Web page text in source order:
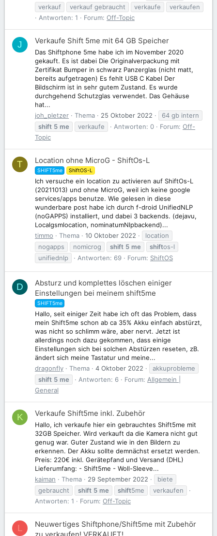
verkauf
verkauf gebraucht verkaufe
verkaufen
Antworten: 1
Forum: Off-Topic
J Verkaufe Shift 5me mit 64 GB Speicher
Das Shiftphone 5me habe ich im November 2020
gekauft. Es ist dabei Die Originalverpackung mit
Zertifikat Bumper in schwarz Panzerglas (nicht matt,
bereits aufgetragen) Es fehlt USB C Kabel Der
Bildschirm ist in sehr gutem Zustand. Es wurde
durchgehend Schutzglas verwendet. Das Gehäuse
hat...
joh_pletzer
Thema 25 Oktober 2022
64 gb intern
shift 5 me verkaufe Antworten: 0 Forum: Off-
Topic
T Location ohne MicroG - ShiftOs-L
SHIFT5me ShiftOS-L
Ich versuche ein location zu activieren auf ShiftOs-L
(20211013) und ohne MicroG, weil ich keine google
services/apps benutze. Wie gelesen in diese
wunderbare post habe ich durch f-droid UnifiedNLP
(noGAPPS) installiert, und dabei 3 backends. (dejavu,
Localgsmlocation, nominatumNlpbackend)...
timmo
Thema 10 Oktober 2022
location
nogapps
nomicrog shift 5 me shiftos-l
unifiednlp
Antworten: 69 Forum: ShiftOS
D
Absturz und komplettes löschen einiger
Einstellungen bei meinem shift5me
SHIFT5me
Hallo, seit einiger Zeit habe ich oft das Problem, dass
mein Shift5me schon ab ca 35% Akku einfach abstürzt,
was nicht so schlimm wäre, aber nervt. Jetzt ist
allerdings noch dazu gekommen, dass einige
Einstellungen sich bei solchen Abstürzen reseten, zB.
ändert sich meine Tastatur und meine...
dragonfly
Thema 4 Oktober 2022
akkuprobleme
shift 5 me Antworten: 6 Forum: Allgemein |
General
K Verkaufe Shift5me inkl. Zubehör
Hallo, ich verkaufe hier ein gebrauchtes Shift5me mit
32GB Speicher. Wird verkauft da die Kamera nicht gut
genug war. Guter Zustand wie in den Bildern zu
erkennen. Der Akku sollte demnächst ersetzt werden.
Preis: 220€ inkl. Gerätepfand und Versand (DHL)
Lieferumfang: - Shift5me - Woll-Sleeve...
kaiman
Thema 29 September 2022
biete
gebraucht
shift 5 me shift5me
verkaufen
Antworten: 1
Forum: Off-Topic
L
Neuwertiges Shiftphone/Shift5me mit Zubehör